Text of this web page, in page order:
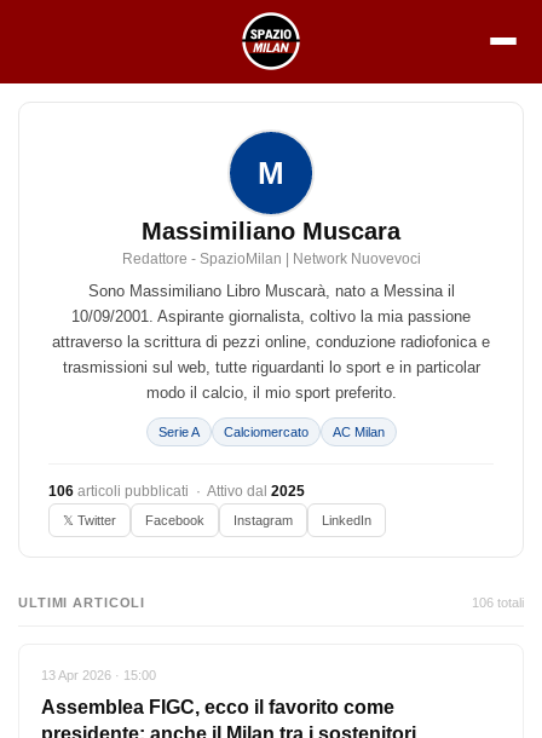
contenuto
M
Massimiliano Muscara
Redattore - SpazioMilan | Network Nuovevoci
Sono Massimiliano Libro Muscarà, nato a Messina il
10/09/2001. Aspirante giornalista, coltivo la mia passione
attraverso la scrittura di pezzi online, conduzione radiofonica e
trasmissioni sul web, tutte riguardanti lo sport e in particolar
modo il calcio, il mio sport preferito.
Serie A Calciomercato AC Milan
106 articoli pubblicati · Attivo dal 2025
𝕏 Twitter Facebook Instagram LinkedIn
ULTIMI ARTICOLI 106 totali
13 Apr 2026 · 15:00
Assemblea FIGC, ecco il favorito come
presidente: anche il Milan tra i sostenitori